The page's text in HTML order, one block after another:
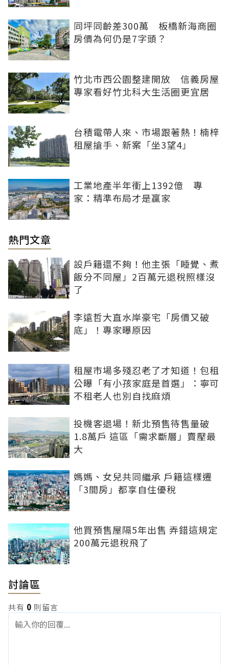
同坪同齡差300萬 板橋新海商圈
房價為何仍是7字頭？
竹北市西公園整建開放 信義房屋
專家看好竹北科大生活圈更宜居
台積電帶人來、市場跟著熱！楠梓
租屋搶手、新案「坐3望4」
工業地產半年衝上1392億 專
家：精準布局才是贏家
熱門文章
設戶籍還不夠！他主張「睡覺、煮
飯分不同屋」2百萬元退稅照樣沒
了
李遠哲大直水岸豪宅「房價又破
底」！專家曝原因
租屋市場多殘忍老了才知道！包租
公曝「有小孩家庭是首選」：寧可
不租老人也別自找麻煩
投機客退場！新北預售待售量破
1.8萬戶 這區「需求斷層」賣壓最
大
媽媽、女兒共同繼承 戶籍這樣遷
「3間房」都享自住優稅
他買預售屋隔5年出售 弄錯這規定
200萬元退稅飛了
討論區
共有 0 則留言